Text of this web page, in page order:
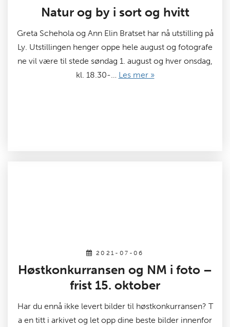
Natur og by i sort og hvitt
Greta Schehola og Ann Elin Bratset har nå utstilling på
Ly. Utstillingen henger oppe hele august og fotografe
ne vil være til stede søndag 1. august og hver onsdag,
kl. 18.30-… Les mer »
2021-07-06
Høstkonkurransen og NM i foto –
frist 15. oktober
Har du ennå ikke levert bilder til høstkonkurransen? T
a en titt i arkivet og let opp dine beste bilder innenfor